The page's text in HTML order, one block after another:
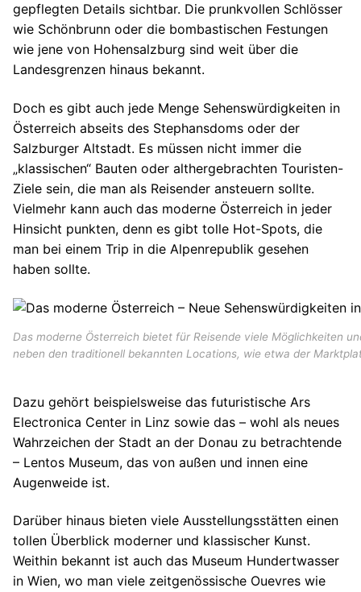
gepflegten Details sichtbar. Die prunkvollen Schlösser
wie Schönbrunn oder die bombastischen Festungen
wie jene von Hohensalzburg sind weit über die
Landesgrenzen hinaus bekannt.
Doch es gibt auch jede Menge Sehenswürdigkeiten in
Österreich abseits des Stephansdoms oder der
Salzburger Altstadt. Es müssen nicht immer die
„klassischen“ Bauten oder althergebrachten Touristen-
Ziele sein, die man als Reisender ansteuern sollte.
Vielmehr kann auch das moderne Österreich in jeder
Hinsicht punkten, denn es gibt tolle Hot-Spots, die
man bei einem Trip in die Alpenrepublik gesehen
haben sollte.
Das moderne Österreich bietet für Reisende viele Möglichkeiten
neben den traditionell bekannten Locations, wie etwa der
Dazu gehört beispielsweise das futuristische Ars
Electronica Center in Linz sowie das – wohl als neues
Wahrzeichen der Stadt an der Donau zu betrachtende
– Lentos Museum, das von außen und innen eine
Augenweide ist.
Darüber hinaus bieten viele Ausstellungsstätten einen
tollen Überblick moderner und klassischer Kunst.
Weithin bekannt ist auch das Museum Hundertwasser
in Wien, wo man viele zeitgenössische Ouevres wie